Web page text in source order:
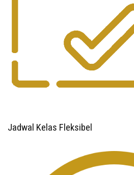
Jadwal Kelas Fleksibel